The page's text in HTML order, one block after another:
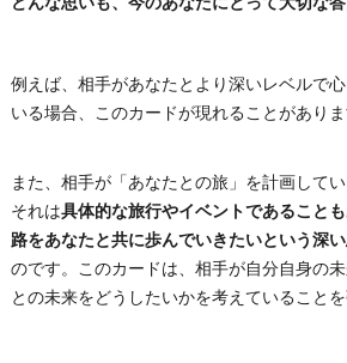
例えば、相手があなたとより深いレベルで
いる場合、このカードが現れることがありま
また、相手が「あなたとの旅」を計画してい
それは具体的な旅行やイベントであること
路をあなたと共に歩んでいきたいという深
のです。このカードは、相手が自分自身の
との未来をどうしたいかを考えていることを